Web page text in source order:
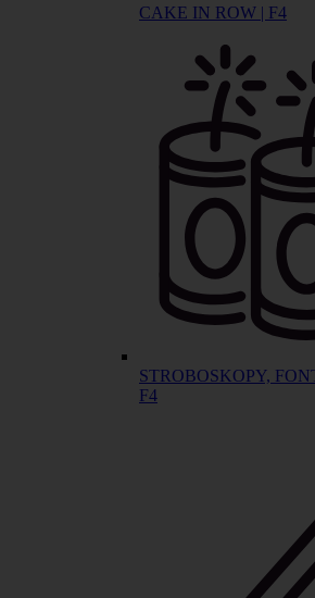
CAKE IN ROW | F4
STROBOSKOPY,
F4